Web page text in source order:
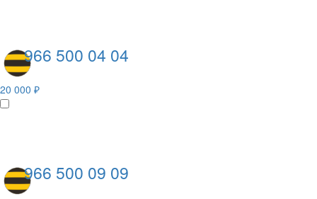
966 500 04 04
20 000 ₽
966 500 09 09